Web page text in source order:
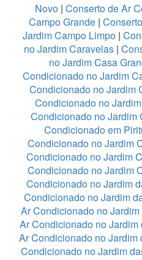
Novo| Conserto de Ar
Campo Grande |
Jardim Campo Limpo|
no Jardim Caravelas |
no Jardim Casa
Condicionado no Jardim
Condicionado no Jardim
Condicionado no
Condicionado no Jardim
Condicionado em
Condicionado no Jardim
Condicionado no Jardim
Condicionado no Jardim
Condicionado no Jardim
Condicionado no Jardim
Ar Condicionado no
Ar Condicionado no Jardim
Ar Condicionado no Jardim
Condicionado no Jardim